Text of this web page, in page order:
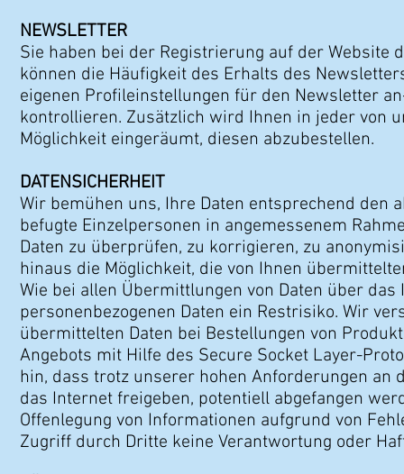
NEWSLETTER
Sie haben bei der Registrierung auf der
können die Häufigkeit des Erhalts des
eigenen Profileinstellungen für den Newsletter
kontrollieren. Zusätzlich wird Ihnen in jeder von
Möglichkeit eingeräumt, diesen abzubestellen.
DATENSICHERHEIT
Wir bemühen uns, Ihre Daten entsprechend den
befugte Einzelpersonen in angemessenem
Daten zu überprüfen, zu korrigieren, zu
hinaus die Möglichkeit, die von Ihnen
Wie bei allen Übermittlungen von Daten über
personenbezogenen Daten ein Restrisiko. Wir
übermittelten Daten bei Bestellungen von
Angebots mit Hilfe des Secure Socket Layer-
hin, dass trotz unserer hohen Anforderungen
das Internet freigeben, potentiell abgefangen
Offenlegung von Informationen aufgrund von
Zugriff durch Dritte keine Verantwortung oder